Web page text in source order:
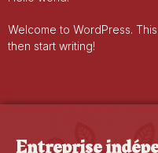
Welcome to WordPress.
then start writing!